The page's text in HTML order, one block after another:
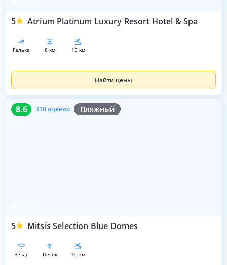
5 Atrium Platinum Luxury Resort Hotel & Spa
галька 8 км 15 км
Найти цены
8.6 318 оценок Пляжный
5 Mitsis Selection Blue Domes
8.6 318 оценок
везде песок 10 км